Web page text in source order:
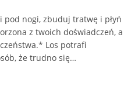
pod nogi, zbuduj tratwę i
z twoich doświadczeń,
Los potrafi
że trudno się…